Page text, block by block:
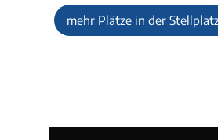
mehr Plätze in der